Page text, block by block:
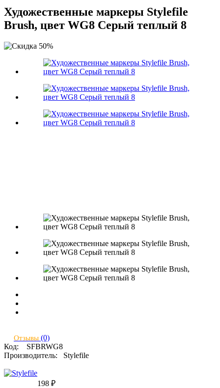
Художественные маркеры Stylefile
Brush, цвет WG8 Серый теплый 8
Отзывы (0)
Код: SFBRWG8
Производитель: Stylefile
198 ₽